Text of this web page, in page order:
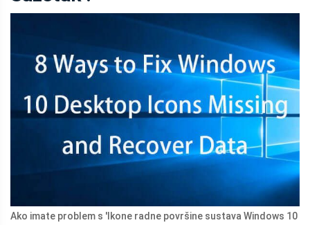
Ako imate problem s 'Ikone radne površine sustava Windows 10